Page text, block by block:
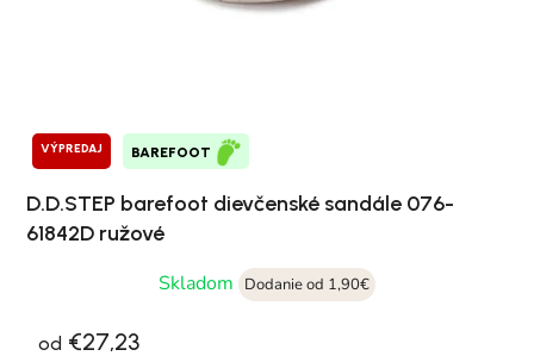
VÝPREDAJ BAREFOOT
D.D.STEP barefoot dievčenské sandále 076-
61842D ružové
Skladom
Dodanie od 1,90€
od €27,23